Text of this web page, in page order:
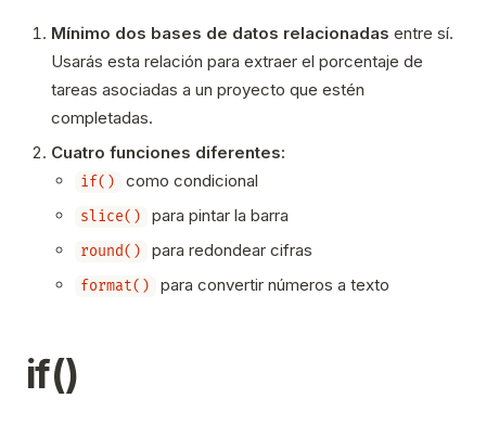
Mínimo dos bases de datos relacionadas entre sí.
Usarás esta relación para extraer el porcentaje de
tareas asociadas a un proyecto que estén
completadas.
Cuatro funciones diferentes:
if() como condicional
slice() para pintar la barra
round() para redondear cifras
format() para convertir números a texto
if()